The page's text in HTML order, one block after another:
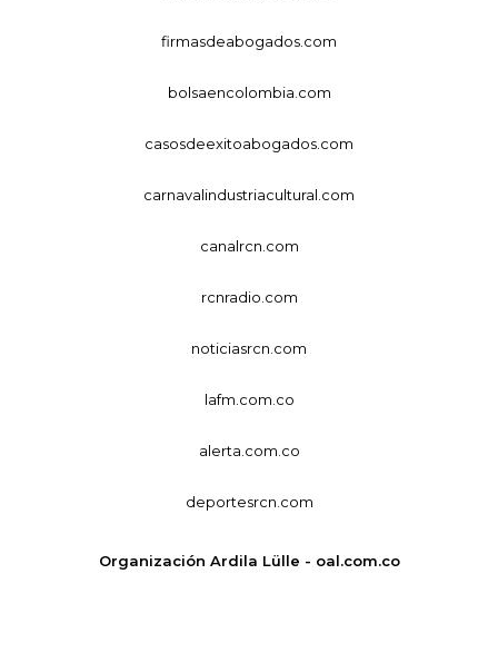
firmasdeabogados.com
bolsaencolombia.com
casosdeexitoabogados.com
carnavalindustriacultural.com
canalrcn.com
rcnradio.com
noticiasrcn.com
lafm.com.co
alerta.com.co
deportesrcn.com
Organización Ardila Lülle - oal.com.co